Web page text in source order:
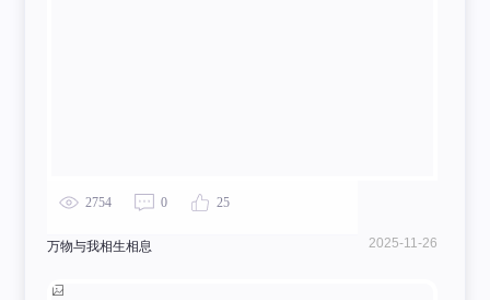
2754 0 25
万物与我相生相息 2025-11-26